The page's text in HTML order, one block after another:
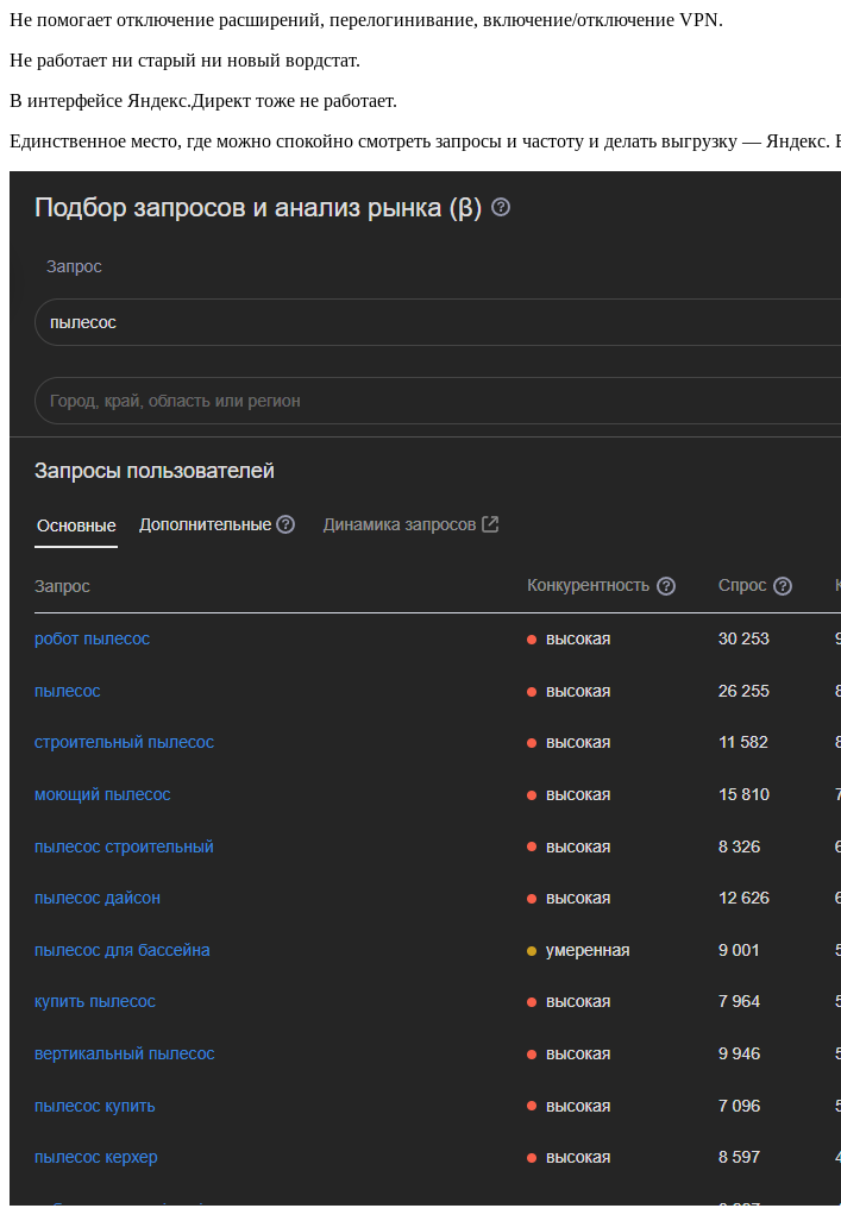
Не помогает отключение расширений, перелогинивание, включение/отключение VPN.
Не работает ни старый ни новый вордстат.
В интерфейсе Яндекс.Директ тоже не работает.
Единственное место, где можно спокойно смотреть запросы и частоту и делать выгрузку — Яндекс.